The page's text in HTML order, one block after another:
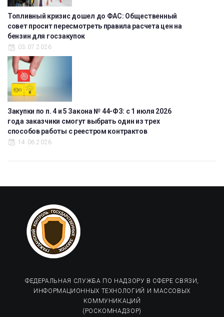
Топливный кризис дошел до ФАС: Общественный
совет просит пересмотреть правила расчета цен на
бензин для госзакупок
03.07.2026
Закупки по п. 4 и 5 Закона № 44-ФЗ: с 1 июля 2026
года заказчики смогут выбрать один из трех
способов работы с реестром контрактов
14.06.2026
ФЕДЕРАЛЬНАЯ СЛУЖБА ПО НАДЗОРУ В СФЕРЕ СВЯЗИ,
ИНФОРМАЦИОННЫХ ТЕХНОЛОГИЙ И МАССОВЫХ
КОММУНИКАЦИЙ
(РОСКОМНАДЗОР)